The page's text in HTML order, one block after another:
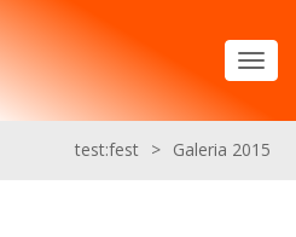
test:fest > Galeria 2015